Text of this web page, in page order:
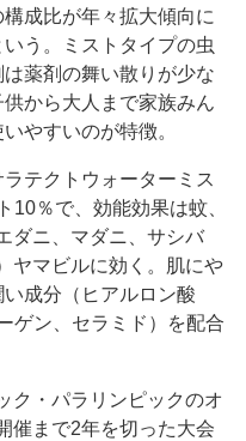
構成比が年々拡大傾向に
いう。ミストタイプの虫
は薬剤の舞い散りが少な
供から大人まで家族みん
やすいのが特徴。
テクトウォーターミス
10％で、効能効果は蚊、
ダニ、マダニ、サシバ
ヤマビルに効く。肌にや
成分（ヒアルロン酸
ゲン、セラミド）を配合
ク・パラリンピックのオ
催まで2年を切った大会